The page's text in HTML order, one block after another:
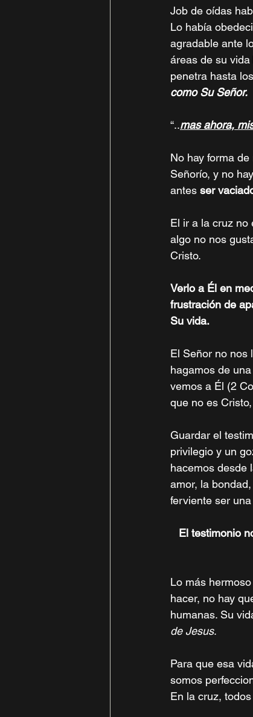
Job de oídas
Lo había
agradable ante
áreas de su
penetra hasta
como Su Señor.
“..mas ahora,
No hay forma
Señorío, y no
antes ser
El ir a la cruz no
algo no nos
Cristo.
Verlo a Él en
frustración de
Su vida.
El Señor no nos
hagamos de
vemos a Él (2
que no es
Guardar el
privilegio y un
hacemos desde
amor, la
ferviente ser
El testimonio
Lo más
hacer, no hay
humanas. Su
de Jesus.
Para que esa
somos
En la cruz,